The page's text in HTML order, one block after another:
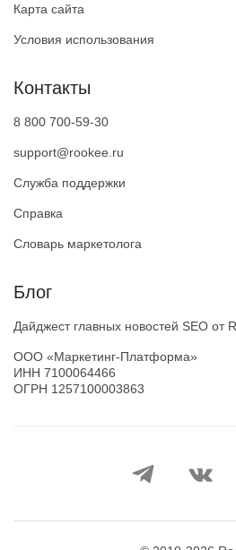
Блог
Дайджест главных новостей SEO
ООО «Маркетинг-Платформа»
ИНН 7100064466
ОГРН 1257100003863
Карта сайта
Условия использования
Контакты
8 800 700-59-30
support@rookee.ru
Служба поддержки
Справка
Словарь маркетолога